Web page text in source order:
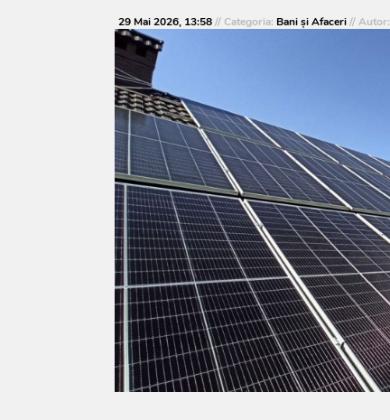
29 Mai 2026, 13:58// Categoria: Bani și Afaceri// Autor: